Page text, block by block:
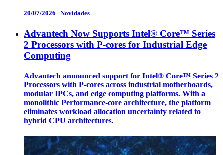
20/07/2026 | Novidades
Advantech Now Supports Intel® Core™ Series
2 Processors with P-cores for Industrial Edge
Computing
Advantech announced support for Intel® Core™ Series 2
Processors with P-cores across industrial motherboards,
modular IPCs, and edge computing platforms. With a
monolithic Performance-core architecture, the platform
eliminates workload allocation uncertainty related to
hybrid CPU architectures.